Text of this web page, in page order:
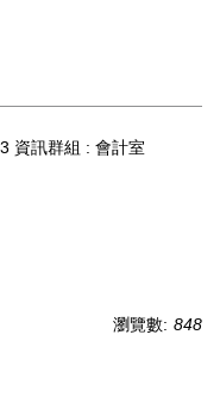
資訊群組 : 會計室
瀏覽數: 848